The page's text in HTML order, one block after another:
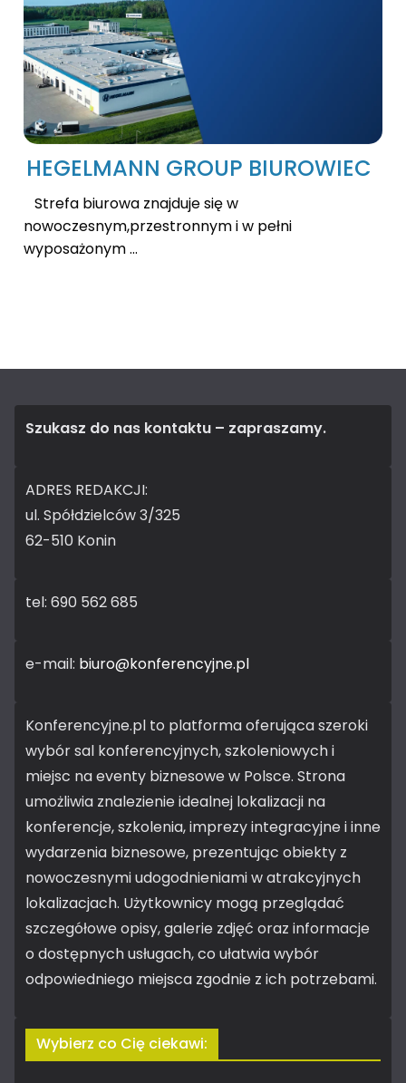
HEGELMANN GROUP BIUROWIEC
Strefa biurowa znajduje się w
nowoczesnym,przestronnym i w pełni
wyposażonym ...
Szukasz do nas kontaktu – zapraszamy.
ADRES REDAKCJI:
ul. Spółdzielców 3/325
62-510 Konin
tel: 690 562 685
e-mail: biuro@konferencyjne.pl
Konferencyjne.pl to platforma oferująca szeroki
wybór sal konferencyjnych, szkoleniowych i
miejsc na eventy biznesowe w Polsce. Strona
umożliwia znalezienie idealnej lokalizacji na
konferencje, szkolenia, imprezy integracyjne i inne
wydarzenia biznesowe, prezentując obiekty z
nowoczesnymi udogodnieniami w atrakcyjnych
lokalizacjach. Użytkownicy mogą przeglądać
szczegółowe opisy, galerie zdjęć oraz informacje
o dostępnych usługach, co ułatwia wybór
odpowiedniego miejsca zgodnie z ich potrzebami.
Wybierz co Cię ciekawi: